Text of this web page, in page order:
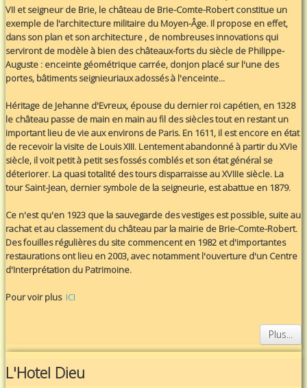
VII et seigneur de Brie, le château de Brie-Comte-Robert constitue un
exemple de l'architecture militaire du Moyen-Âge. Il propose en effet,
dans son plan et son architecture , de nombreuses innovations qui
serviront de modèle à bien des châteaux-forts du siècle de Philippe-
Auguste : enceinte géométrique carrée, donjon placé sur l'une des
portes, bâtiments seignieuriaux adossés à l'enceinte...
Héritage de Jehanne d'Evreux, épouse du dernier roi capétien, en 1328
le château passe de main en main au fil des siècles tout en restant un
important lieu de vie aux environs de Paris. En 1611, il est encore en état
de recevoir la visite de Louis XIII. Lentement abandonné à partir du XVIe
siècle, il voit petit à petit ses fossés comblés et son état général se
déteriorer. La quasi totalité des tours disparraisse au XVIIIe siècle. La
tour Saint-Jean, dernier symbole de la seigneurie, est abattue en 1879.
Ce n'est qu'en 1923 que la sauvegarde des vestiges est possible, suite au
rachat et au classement du château par la mairie de Brie-Comte-Robert.
Des fouilles régulières du site commencent en 1982 et d'importantes
restaurations ont lieu en 2003, avec notamment l'ouverture d'un Centre
d'Interprétation du Patrimoine.
Pour voir plus ICI
Plus...
L'Hotel Dieu